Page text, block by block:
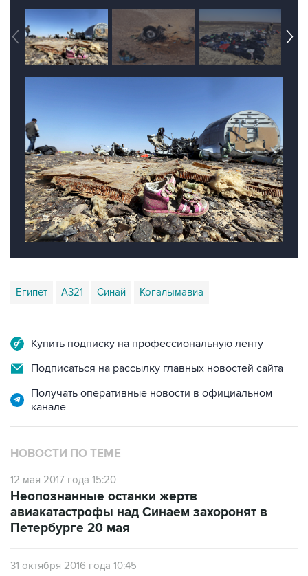
Подписаться на рассылку главных новостей сайта
Получать оперативные новости в официальном
НОВОСТИ ПО ТЕМЕ
12 мая 2017 года 15:20
авиакатастрофы над Синаем захоронят в
Петербурге 20 мая
31 октября 2016 года 10:45
фюзеляже самолета А-321